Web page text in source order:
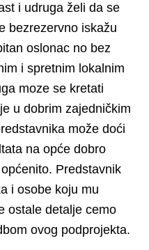
i udruga želi da se
bezrezervno iskažu
oslonac no bez
i spretnim lokalnim
moze se kretati
u dobrim zajedničkim
može doći
na opće dobro
Predstavnik
i osobe koju mu
ostale detalje cemo
ovog podprojekta.